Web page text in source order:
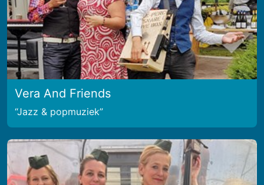
Vera And Friends
Jazz & popmuziek